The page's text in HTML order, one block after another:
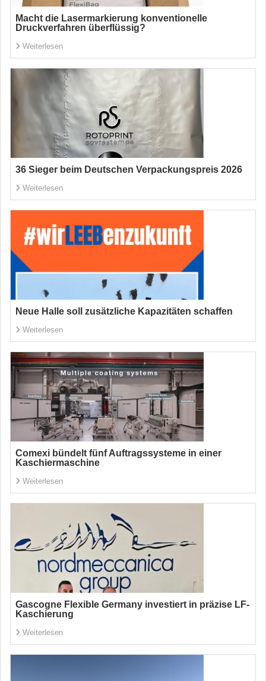
Macht die Lasermarkierung konventionelle
Druckverfahren überflüssig?
Weiterlesen
36 Sieger beim Deutschen Verpackungspreis 2026
Weiterlesen
Neue Halle soll zusätzliche Kapazitäten schaffen
Weiterlesen
Comexi bündelt fünf Auftragssysteme in einer
Kaschiermaschine
Weiterlesen
Gascogne Flexible Germany investiert in präzise LF-
Kaschierung
Weiterlesen